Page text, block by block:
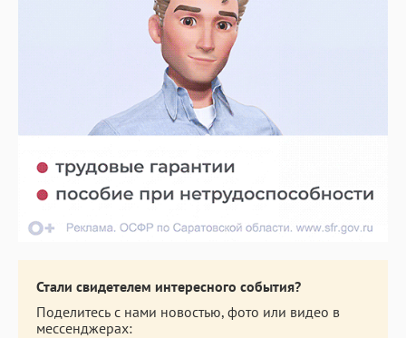
Стали свидетелем интересного события?
Поделитесь с нами новостью, фото или видео в
мессенджерах: